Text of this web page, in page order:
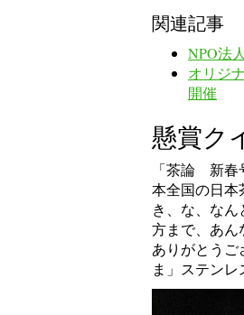
関連記事
NPO法
オリジ
開催
懸賞ク
「茶論 新春
本全国の日本
き、な、な
方まで、あん
ありがとう
ま」ステンレ